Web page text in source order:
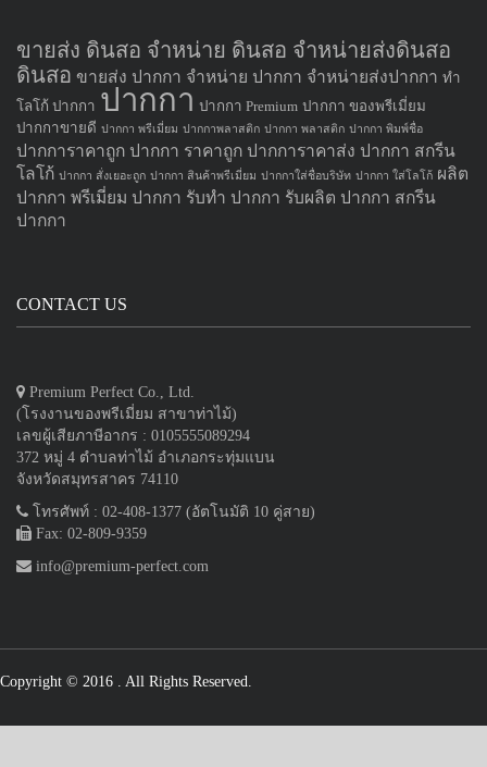
ขายส่ง ดินสอ จำหน่าย ดินสอ จำหน่ายส่งดินสอ
ดินสอ ขายส่ง ปากกา จำหน่าย ปากกา จำหน่ายส่งปากกา ทำ
โลโก้ ปากกา ปากกา ปากกา Premium ปากกา ของพรีเมี่ยม
ปากกาขายดี ปากกา พรีเมี่ยม ปากกาพลาสติก ปากกา พลาสติก ปากกา พิมพ์ชื่อ
ปากการาคาถูก ปากกา ราคาถูก ปากการาคาส่ง ปากกา สกรีน
โลโก้ ปากกา สั่งเยอะถูก ปากกา สินค้าพรีเมี่ยม ปากกาใส่ชื่อบริษัท ปากกา ใส่โลโก้ ผลิต
ปากกา พรีเมี่ยม ปากกา รับทำ ปากกา รับผลิต ปากกา สกรีน
ปากกา
CONTACT US
Premium Perfect Co., Ltd.
(โรงงานของพรีเมี่ยม สาขาท่าไม้)
เลขผู้เสียภาษีอากร : 0105555089294
372 หมู่ 4 ตำบลท่าไม้ อำเภอกระทุ่มแบน
จังหวัดสมุทรสาคร 74110
โทรศัพท์ : 02-408-1377 (อัตโนมัติ 10 คู่สาย)
Fax: 02-809-9359
info@premium-perfect.com
Copyright © 2016 . All Rights Reserved.